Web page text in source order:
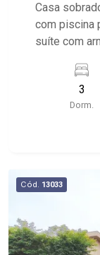
Casa
com piscina
suíte com
ambientes -
Despensa - Área de serviço com armário -
Quintal - Sacada - Espaço gourmet - Jardim com
Shopping e
3
Dorm.
Cód. 13033